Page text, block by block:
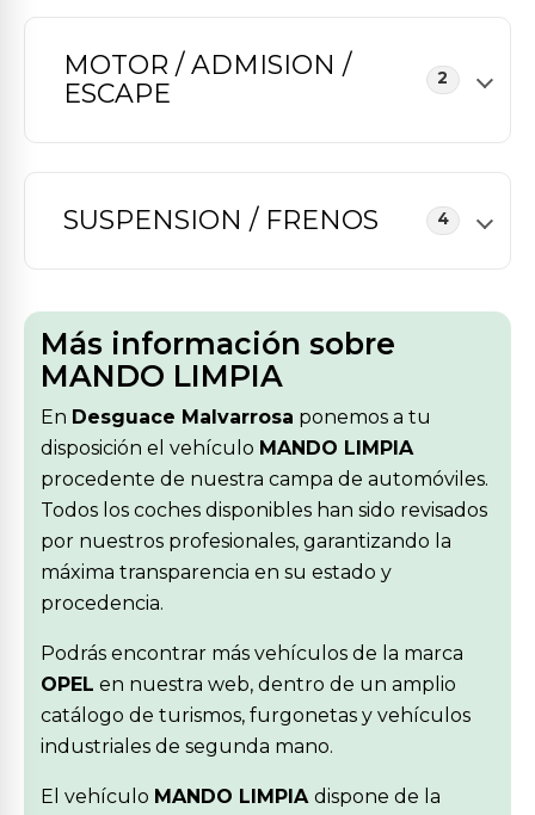
MOTOR / ADMISION /
ESCAPE
2
SUSPENSION / FRENOS 4
Más información sobre
MANDO LIMPIA
En Desguace Malvarrosa ponemos a tu
disposición el vehículo MANDO LIMPIA
procedente de nuestra campa de automóviles.
Todos los coches disponibles han sido revisados
por nuestros profesionales, garantizando la
máxima transparencia en su estado y
procedencia.
Podrás encontrar más vehículos de la marca
OPEL en nuestra web, dentro de un amplio
catálogo de turismos, furgonetas y vehículos
industriales de segunda mano.
El vehículo MANDO LIMPIA dispone de la